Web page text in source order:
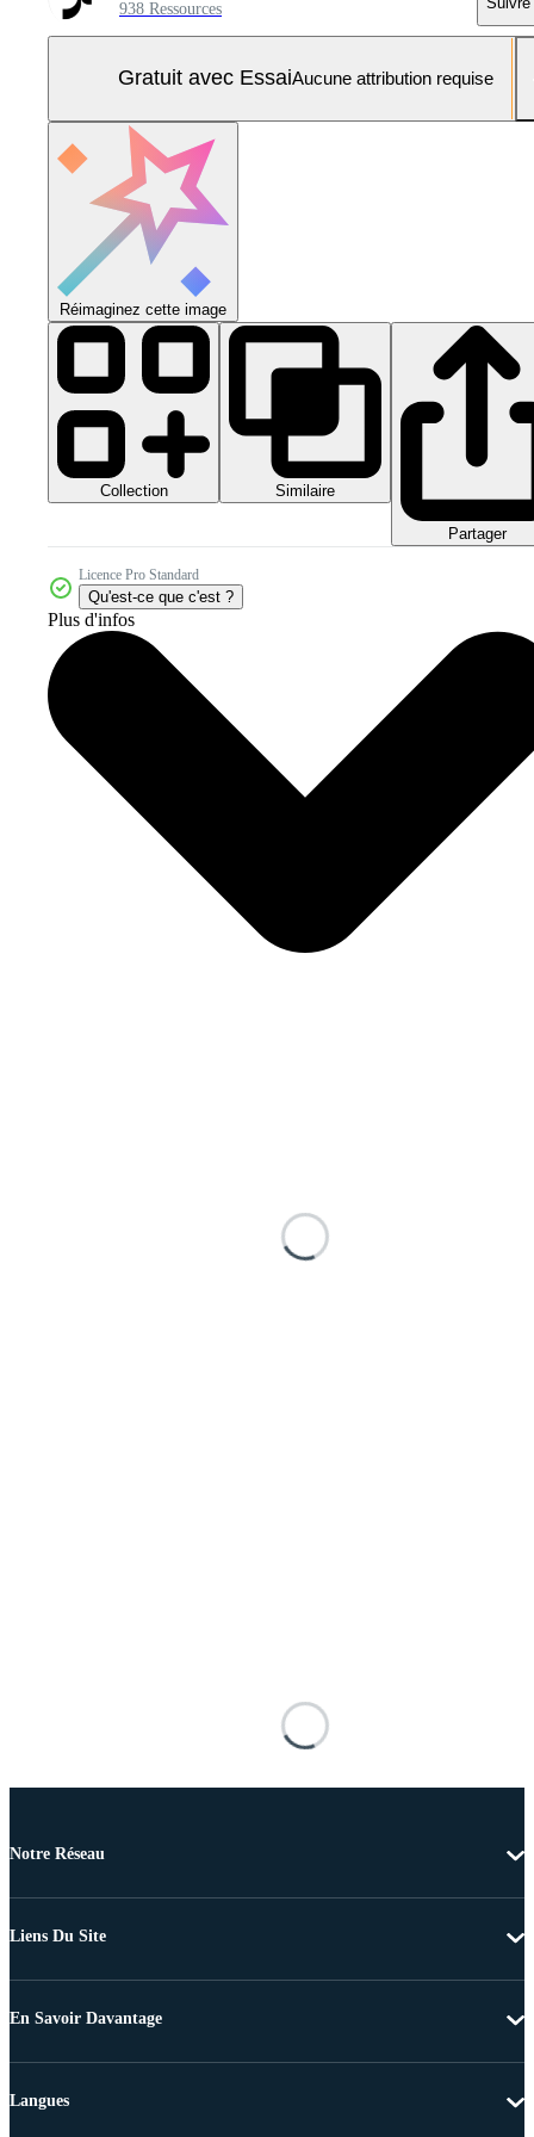
938 Ressources
Gratuit avec EssaiAucune attribution requise
Réimaginez cette image
Collection Similaire
Partager
Licence Pro Standard
Qu'est-ce que c'est ?
Plus d'infos
Notre Réseau
Liens Du Site
En Savoir Davantage
Langues